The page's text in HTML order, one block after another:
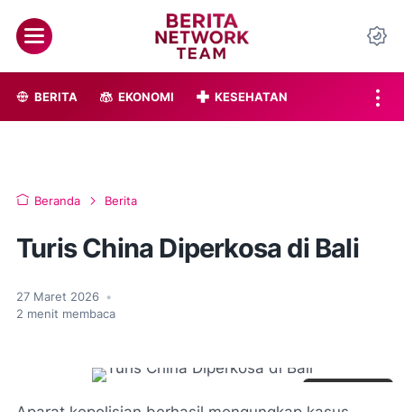
BERITA EKONOMI KESEHATAN
Beranda Berita
Turis China Diperkosa di Bali
27 Maret 2026 •
2 menit membaca